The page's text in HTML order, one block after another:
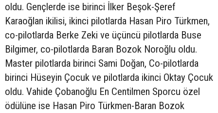
oldu. Gençlerde ise birinci İlker Beşok-Şeref
Karaoğlan ikilisi, ikinci pilotlarda Hasan Piro Türkmen,
co-pilotlarda Berke Zeki ve üçüncü pilotlarda Buse
Bilgimer, co-pilotlarda Baran Bozok Noroğlu oldu.
Master pilotlarda birinci Sami Doğan, Co-pilotlarda
birinci Hüseyin Çocuk ve pilotlarda ikinci Oktay Çocuk
oldu. Vahide Çobanoğlu En Centilmen Sporcu özel
ödülüne ise Hasan Piro Türkmen-Baran Bozok